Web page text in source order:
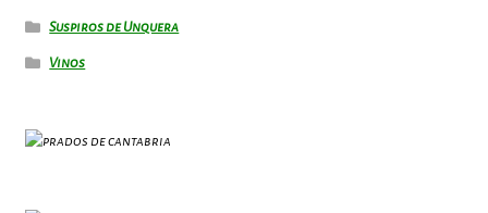
Suspiros de Unquera
Vinos